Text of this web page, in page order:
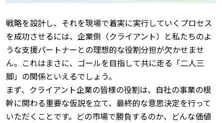
戦略を設計し、それを現場で着実に実行していくプロセス
を成功させるには、企業側（クライアント）と私たちのよ
うな支援パートナーとの理想的な役割分担が欠かせませ
ん。 これはまさに、ゴールを目指して共に走る「二人三
脚」の関係といえるでしょう。
まず、クライアント企業の皆様の役割は、自社の事業の根
幹に関わる重要な仮説を立て、最終的な意思決定を行って
いただくことです。 どの市場で勝負するのか、どんな価値